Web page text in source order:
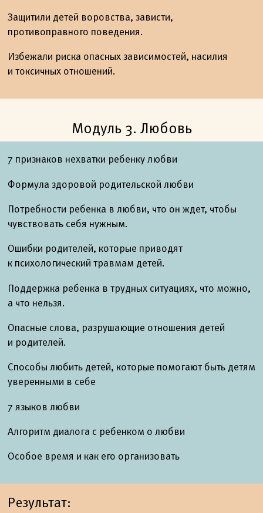
Защитили детей воровства, зависти,
противоправного поведения.
Избежали риска опасных зависимостей, насилия
и токсичных отношений.
Модуль 3. Любовь
7 признаков нехватки ребенку любви
Формула здоровой родительской любви
Потребности ребенка в любви, что он ждет, чтобы
чувствовать себя нужным.
Ошибки родителей, которые приводят
к психологический травмам детей.
Поддержка ребенка в трудных ситуациях, что можно,
а что нельзя.
Опасные слова, разрушающие отношения детей
и родителей.
Способы любить детей, которые помогают быть детям
уверенными в себе
7 языков любви
Алгоритм диалога с ребенком о любви
Особое время и как его организовать
Результат: